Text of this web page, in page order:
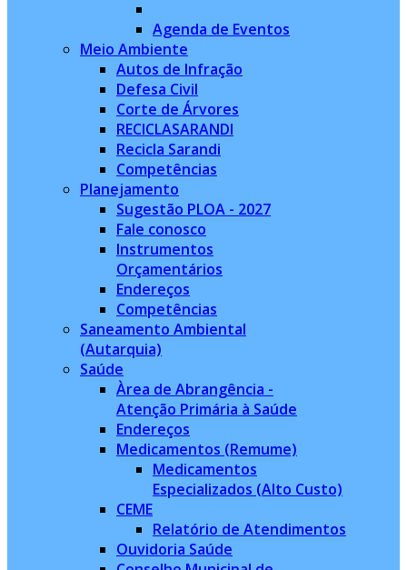
Agenda de Eventos
Meio Ambiente
Autos de Infração
Defesa Civil
Corte de Árvores
RECICLASARANDI
Recicla Sarandi
Competências
Planejamento
Sugestão PLOA - 2027
Fale conosco
Instrumentos
Orçamentários
Endereços
Competências
Saneamento Ambiental
(Autarquia)
Saúde
Àrea de Abrangência -
Atenção Primária à Saúde
Endereços
Medicamentos (Remume)
Medicamentos
Especializados (Alto Custo)
CEME
Relatório de Atendimentos
Ouvidoria Saúde